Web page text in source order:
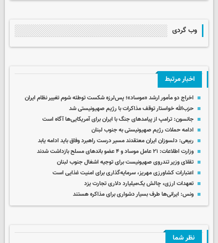
وب گردی
اخبار مرتبط
اخراج دو مأمور ارشد «موساد»؛ پس‌لرزه شکست توطئه شوم تغییر نظام ایران
حزب‌الله خواستار توقف مذاکرات با رژیم صهیونیستی شد
جانسون: ترامپ از پیامدهای جنگ با ایران برای آمریکایی‌ها آگاه است
ادامه حملات رژیم صهیونیستی به جنوب لبنان
ربیعی: دلسوزان ایران معتقدند مسیر درست راهبرد وفاق باید ادامه یابد
وزارت اطلاعات: ۲۱ عامل موساد و ۴ عضو باندهای مسلح بازداشت شدند
تقلای وزیر تندروی صهیونیست برای توجیه اشغال جنوب لبنان
اعتبارات کشاورزی مهریز، سرمایه‌گذاری برای امنیت غذایی است
تعهدات ارزی، چالش یک‌میلیارد دلاری تجارت یزد
ونس: ایرانی‌ها طرف بسیار دشواری برای مذاکره هستند
نظر شما